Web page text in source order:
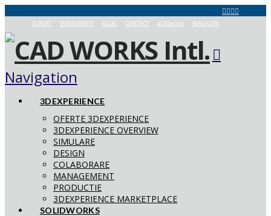
SUPORT EVENIMENTE BLOG CONTACT aCADemia MAGAZIN
Navigation
3DEXPERIENCE
OFERTE 3DEXPERIENCE
3DEXPERIENCE OVERVIEW
SIMULARE
DESIGN
COLABORARE
MANAGEMENT
PRODUCTIE
3DEXPERIENCE MARKETPLACE
SOLIDWORKS